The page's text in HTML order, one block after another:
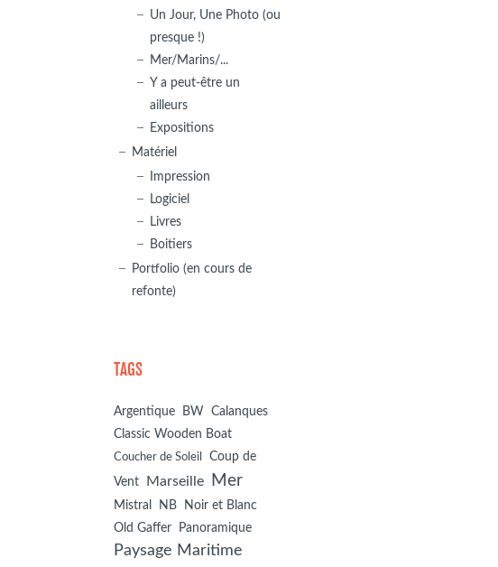
Un Jour, Une Photo (ou
presque !)
Mer/Marins/...
Y a peut-être un
ailleurs
Expositions
Matériel
Impression
Logiciel
Livres
Boitiers
Portfolio (en cours de
refonte)
TAGS
Argentique BW
Calanques
Classic Wooden Boat
Coucher de Soleil
Coup de
Vent
Marseille Mer
Mistral NB Noir et Blanc
Old Gaffer Panoramique
Paysage Maritime